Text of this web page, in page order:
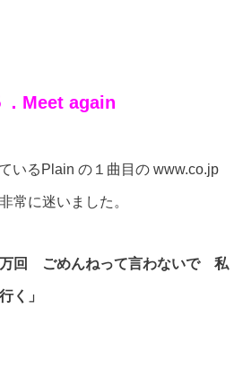
．Meet again
いるPlain の１曲目の www.co.jp
常に迷いました。
万回 ごめんねって言わないで 私
く」